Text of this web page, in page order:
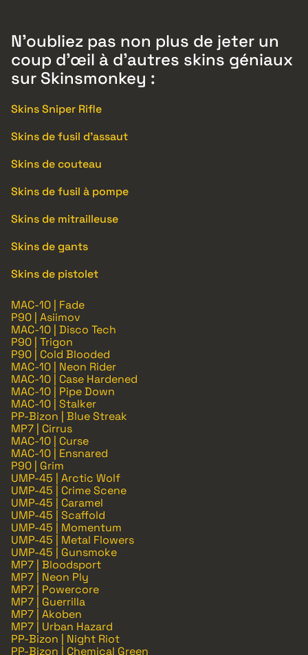
N’oubliez pas non plus de jeter un
coup d’œil à d’autres skins géniaux
sur Skinsmonkey :
Skins Sniper Rifle
Skins de fusil d’assaut
Skins de couteau
Skins de fusil à pompe
Skins de mitrailleuse
Skins de gants
Skins de pistolet
MAC-10 | Fade
P90 | Asiimov
MAC-10 | Disco Tech
P90 | Trigon
P90 | Cold Blooded
MAC-10 | Neon Rider
MAC-10 | Case Hardened
MAC-10 | Pipe Down
MAC-10 | Stalker
PP-Bizon | Blue Streak
MP7 | Cirrus
MAC-10 | Curse
MAC-10 | Ensnared
P90 | Grim
UMP-45 | Arctic Wolf
UMP-45 | Crime Scene
UMP-45 | Caramel
UMP-45 | Scaffold
UMP-45 | Momentum
UMP-45 | Metal Flowers
UMP-45 | Gunsmoke
MP7 | Bloodsport
MP7 | Neon Ply
MP7 | Powercore
MP7 | Guerrilla
MP7 | Akoben
MP7 | Urban Hazard
PP-Bizon | Night Riot
PP-Bizon | Chemical Green